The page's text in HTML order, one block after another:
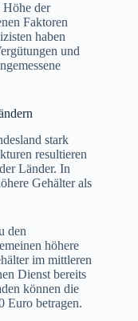
Höhe der
Faktoren
haben
und
stark
resultieren
Länder. In
Gehälter als
den
höhere
im mittleren
Dienst bereits
können die
Euro betragen.